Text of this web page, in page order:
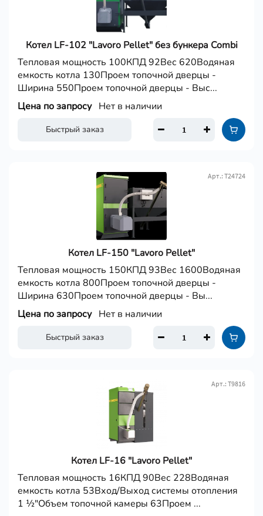
Котел LF-102 "Lavoro Pellet" без бункера Combi
Тепловая мощность 100КПД 92Вес 620Водяная
емкость котла 130Проем топочной дверцы -
Ширина 550Проем топочной дверцы - Выс...
Быстрый заказ
Цена по запросу Нет в наличии
Котел LF-150 "Lavoro Pellet"
Арт.: Т24724
Тепловая мощность 150КПД 93Вес 1600Водяная
емкость котла 800Проем топочной дверцы -
Ширина 630Проем топочной дверцы - Вы...
Быстрый заказ
Цена по запросу Нет в наличии
Котел LF-16 "Lavoro Pellet"
Арт.: Т9816
Тепловая мощность 16КПД 90Вес 228Водяная
емкость котла 53Вход/Выход системы отопления
1 ½"Объем топочной камеры 63Проем ...